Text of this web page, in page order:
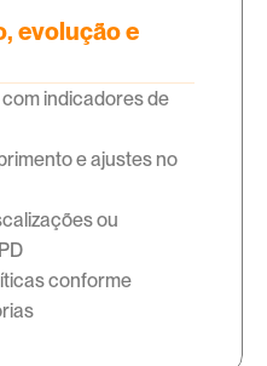
evolução e
indicadores de
e ajustes no
ou
conforme